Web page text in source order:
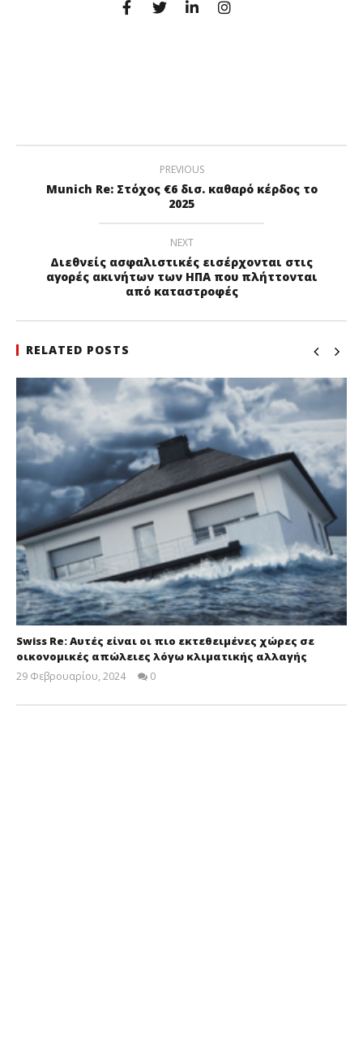
PREVIOUS
Munich Re: Στόχος €6 δισ. καθαρό κέρδος το
2025
NEXT
Διεθνείς ασφαλιστικές εισέρχονται στις
αγορές ακινήτων των ΗΠΑ που πλήττονται
από καταστροφές
RELATED POSTS
Swiss Re: Αυτές είναι οι πιο εκτεθειμένες χώρες σε
οικονομικές απώλειες λόγω κλιματικής αλλαγής
29 Φεβρουαρίου, 2024
Insurance
0